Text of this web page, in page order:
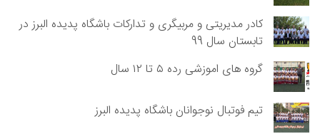
کادر مدیریتی و مربیگری و تدارکات باشگاه پدیده البرز در
تابستان سال 99
گروه های اموزشی رده ۵ تا ۱۲ سال
تیم فوتبال نوجوانان باشگاه پدیده البرز